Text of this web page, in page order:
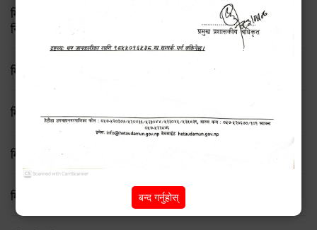
मिति २०८३ जेष्ठ १७ गते बसेको ८३औं नगर कार्यपालिकाको बैठकको
निर्णय
मिति २०८२/८/२१ गते बसेको ७६ औँ कार्यपालिका बैठकका निर्णयहरु
मिति २०८२/८/११ गते बसेको ७५ औँ कार्यपालिका बैठकका निर्णयहरु
मिति २०८२/७/१९ गते बसेको ७४ औँ कार्यपालिका बैठकका निर्णयहरु
मिति २०८२।०६।२३ गते बसेको कार्यपालिका बैठकका निर्णयहरु
बन्द गर्नुहोस्